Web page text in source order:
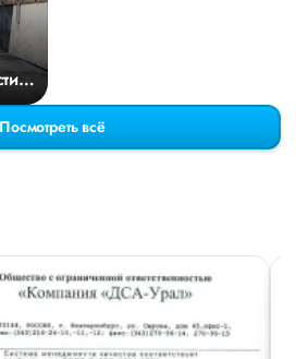
в
Посмотреть всё